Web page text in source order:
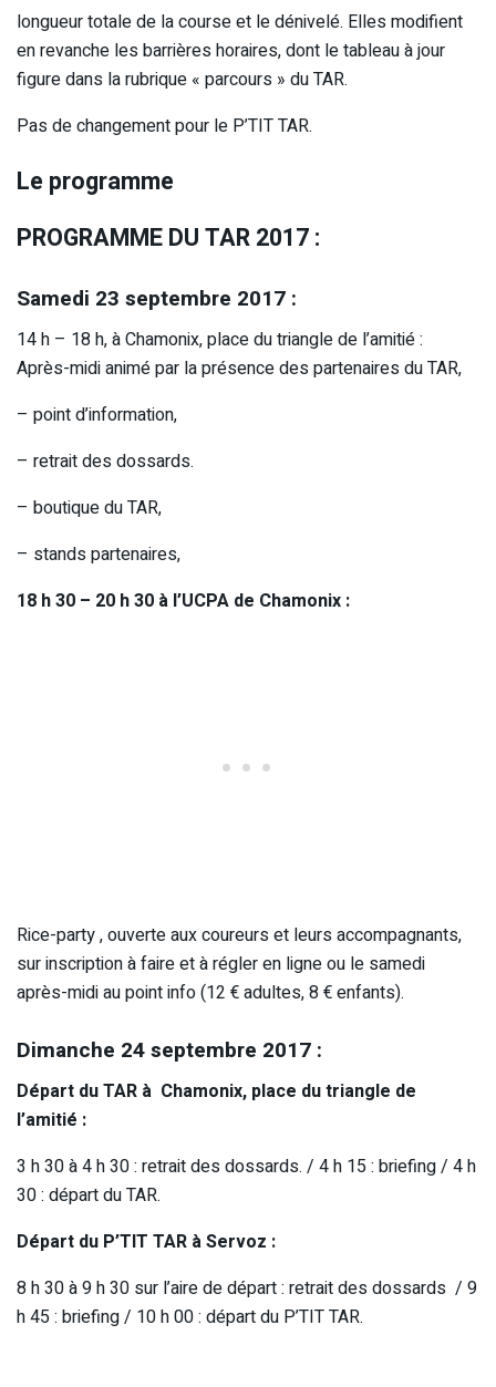
longueur totale de la course et le dénivelé. Elles modifient
en revanche les barrières horaires, dont le tableau à jour
figure dans la rubrique « parcours » du TAR.
Pas de changement pour le P’TIT TAR.
Le programme
PROGRAMME DU TAR 2017 :
Samedi 23 septembre 2017 :
14 h – 18 h, à Chamonix, place du triangle de l’amitié :
Après-midi animé par la présence des partenaires du TAR,
– point d’information,
– retrait des dossards.
– boutique du TAR,
– stands partenaires,
18 h 30 – 20 h 30 à l’UCPA de Chamonix :
Rice-party , ouverte aux coureurs et leurs accompagnants,
sur inscription à faire et à régler en ligne ou le samedi
après-midi au point info (12 € adultes, 8 € enfants).
Dimanche 24 septembre 2017 :
Départ du TAR à Chamonix, place du triangle de
l’amitié :
3 h 30 à 4 h 30 : retrait des dossards. / 4 h 15 : briefing / 4 h
30 : départ du TAR.
Départ du P’TIT TAR à Servoz :
8 h 30 à 9 h 30 sur l’aire de départ : retrait des dossards / 9
h 45 : briefing / 10 h 00 : départ du P’TIT TAR.